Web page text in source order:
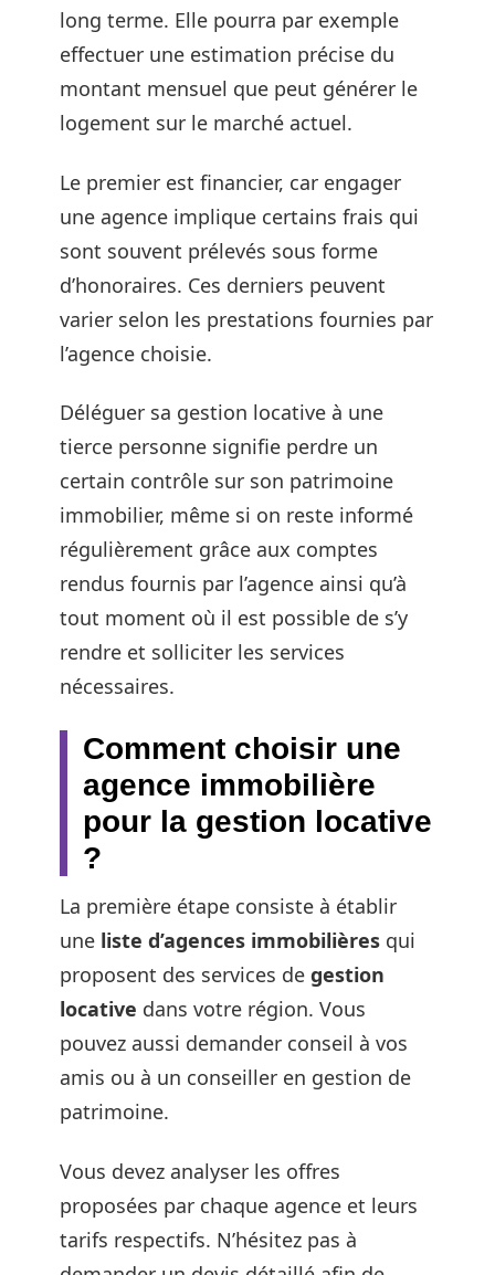
long terme. Elle pourra par exemple
effectuer une estimation précise du
montant mensuel que peut générer le
logement sur le marché actuel.
Le premier est financier, car engager
une agence implique certains frais qui
sont souvent prélevés sous forme
d’honoraires. Ces derniers peuvent
varier selon les prestations fournies par
l’agence choisie.
Déléguer sa gestion locative à une
tierce personne signifie perdre un
certain contrôle sur son patrimoine
immobilier, même si on reste informé
régulièrement grâce aux comptes
rendus fournis par l’agence ainsi qu’à
tout moment où il est possible de s’y
rendre et solliciter les services
nécessaires.
Comment choisir une
agence immobilière
pour la gestion locative
?
La première étape consiste à établir
une liste d’agences immobilières qui
proposent des services de gestion
locative dans votre région. Vous
pouvez aussi demander conseil à vos
amis ou à un conseiller en gestion de
patrimoine.
Vous devez analyser les offres
proposées par chaque agence et leurs
tarifs respectifs. N’hésitez pas à